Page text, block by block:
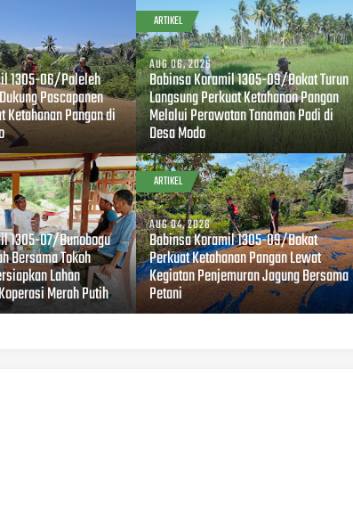
1305-06/Paleleh
Pascapanen
Ketahanan Pangan di
ARTIKEL
AUG 06, 2026
Babinsa Koramil 1305-09/Bokat Turun
Langsung Perkuat Ketahanan Pangan
Melalui Perawatan Tanaman Padi di
Desa Modo
1305-07/Bunobogu
Bersama Tokoh
Lahan
Merah Putih
ARTIKEL
AUG 04, 2026
Babinsa Koramil 1305-09/Bokat
Perkuat Ketahanan Pangan Lewat
Kegiatan Penjemuran Jagung Bersama
Petani